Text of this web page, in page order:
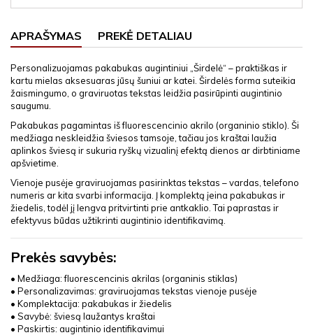
APRAŠYMAS PREKĖ DETALIAU
Personalizuojamas pakabukas augintiniui „Širdelė“ – praktiškas ir
kartu mielas aksesuaras jūsų šuniui ar katei. Širdelės forma suteikia
žaismingumo, o graviruotas tekstas leidžia pasirūpinti augintinio
saugumu.
Pakabukas pagamintas iš fluorescencinio akrilo (organinio stiklo). Ši
medžiaga neskleidžia šviesos tamsoje, tačiau jos kraštai laužia
aplinkos šviesą ir sukuria ryškų vizualinį efektą dienos ar dirbtiniame
apšvietime.
Vienoje pusėje graviruojamas pasirinktas tekstas – vardas, telefono
numeris ar kita svarbi informacija. Į komplektą įeina pakabukas ir
žiedelis, todėl jį lengva pritvirtinti prie antkaklio. Tai paprastas ir
efektyvus būdas užtikrinti augintinio identifikavimą.
Prekės savybės:
• Medžiaga: fluorescencinis akrilas (organinis stiklas)
• Personalizavimas: graviruojamas tekstas vienoje pusėje
• Komplektacija: pakabukas ir žiedelis
• Savybė: šviesą laužantys kraštai
• Paskirtis: augintinio identifikavimui